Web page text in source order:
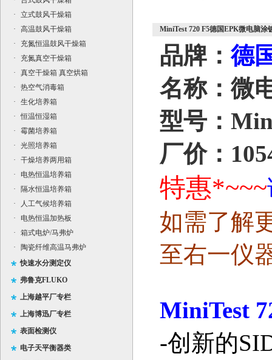
·
立式鼓风干燥箱
·
高温鼓风干燥箱
·
充氮恒温鼓风干燥箱
·
充氮真空干燥箱
·
真空干燥箱 真空烘箱
·
热空气消毒箱
·
生化培养箱
·
恒温恒湿箱
·
霉菌培养箱
·
光照培养箱
·
干燥培养两用箱
·
电热恒温培养箱
·
隔水恒温培养箱
·
人工气候培养箱
·
电热恒温加热板
·
箱式电炉/马弗炉
·
陶瓷纤维高温马弗炉
快速水分测定仪
弗鲁克FLUKO
上海越平厂专栏
上海博迅厂专栏
表面检测仪
电子天平衡器类
MiniTest 720 F5德国EPK微电脑涂
品牌：德
名称：微
型号：
厂价：
特惠*~~~
如需了解
至右一仪
MiniTest
-创新的